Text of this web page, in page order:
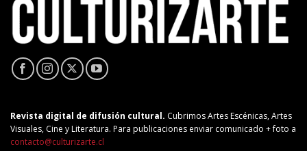
Revista digital de difusión cultural. Cubrimos Artes Escénicas, Artes
Visuales, Cine y Literatura. Para publicaciones enviar comunicado + foto a
contacto@culturizarte.cl